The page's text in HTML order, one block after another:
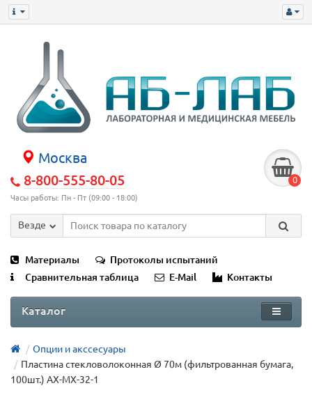
Москва
8-800-555-80-05
Часы работы: Пн - Пт (09:00 - 18:00)
0
Везде
Материалы
Протоколы испытаний
Сравнительная таблица
E-Mail Контакты
Каталог
Опции и акссесуары
Пластина стекловолоконная Ø 70м (фильтрованная бумага,
100шт.) AX-MX-32-1